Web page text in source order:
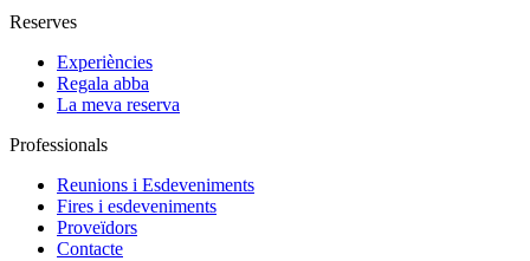
Reserves
Experiències
Regala abba
La meva reserva
Professionals
Reunions i Esdeveniments
Fires i esdeveniments
Proveïdors
Contacte